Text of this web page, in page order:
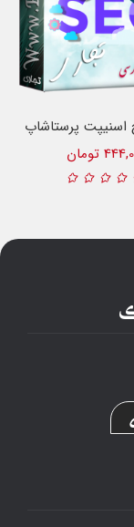
اسنیپت پرستاشاپ
تومان